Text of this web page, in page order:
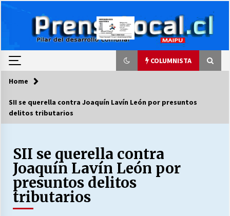
COLUMNISTA
COLUMNISTA
LA DC POR SIEMPRE.RECORDANDO 69 AÑOS DE
HISTORIA
28/07/2026
Home
SII se querella contra Joaquín Lavín León por presuntos
delitos tributarios
SII se querella contra
Joaquín Lavín León por
presuntos delitos
tributarios